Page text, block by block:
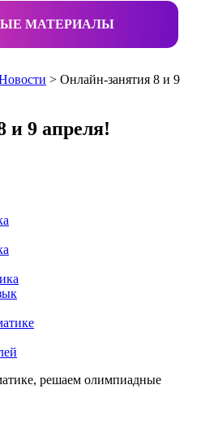
МАТЕРИАЛЫ
> Онлайн-занятия 8 и 9
и 9 апреля!
решаем олимпиадные